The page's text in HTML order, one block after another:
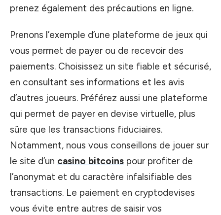
prenez également des précautions en ligne.
Prenons l’exemple d’une plateforme de jeux qui
vous permet de payer ou de recevoir des
paiements. Choisissez un site fiable et sécurisé,
en consultant ses informations et les avis
d’autres joueurs. Préférez aussi une plateforme
qui permet de payer en devise virtuelle, plus
sûre que les transactions fiduciaires.
Notamment, nous vous conseillons de jouer sur
le site d’un casino bitcoins pour profiter de
l’anonymat et du caractère infalsifiable des
transactions. Le paiement en cryptodevises
vous évite entre autres de saisir vos